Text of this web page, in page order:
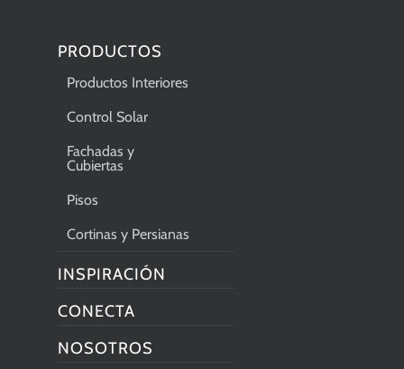
PRODUCTOS
Productos Interiores
Control Solar
Fachadas y
Cubiertas
Pisos
Cortinas y Persianas
INSPIRACIÓN
CONECTA
NOSOTROS